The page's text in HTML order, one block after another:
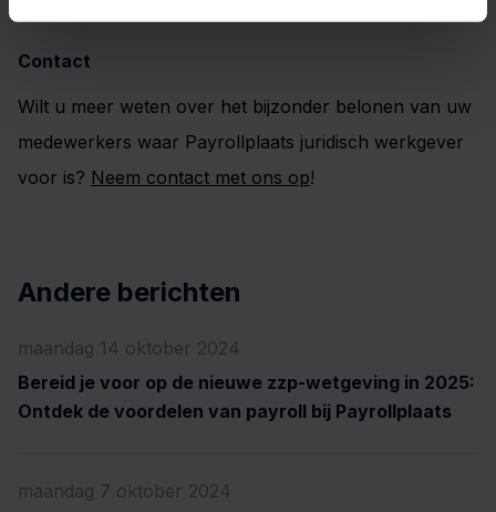
Contact
Wilt u meer weten over het bijzonder belonen van uw
medewerkers waar Payrollplaats juridisch werkgever
voor is? Neem contact met ons op!
Andere berichten
maandag 14 oktober 2024
Bereid je voor op de nieuwe zzp-wetgeving in 2025:
Ontdek de voordelen van payroll bij Payrollplaats
maandag 7 oktober 2024